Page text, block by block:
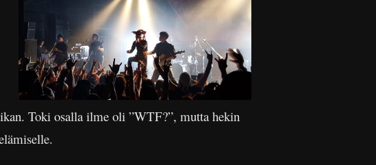
Toki osalla ilme oli ”WTF?”, mutta hekin